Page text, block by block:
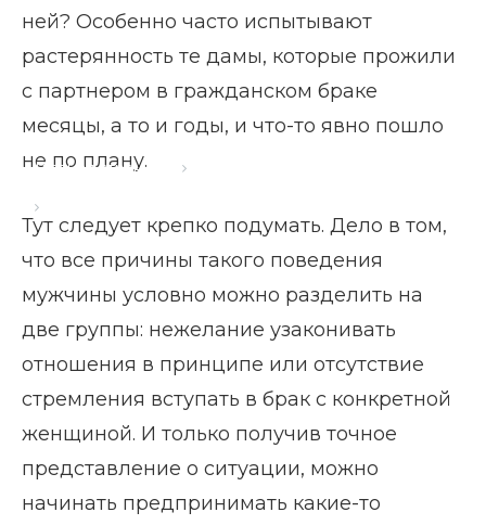
Главная страница
ней? Особенно часто испытывают
растерянность те дамы, которые прожили
с партнером в гражданском браке
месяцы, а то и годы, и что-то явно пошло
не по плану.
Тут следует крепко подумать. Дело в том,
что все причины такого поведения
мужчины условно можно разделить на
две группы: нежелание узаконивать
отношения в принципе или отсутствие
стремления вступать в брак с конкретной
женщиной. И только получив точное
представление о ситуации, можно
начинать предпринимать какие-то